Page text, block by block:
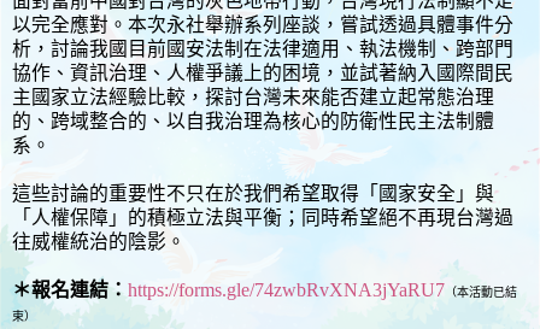
以完全應對。本次永社舉辦系列座談，嘗試透過具體事件分
析，討論我國目前國安法制在法律適用、執法機制、跨部門
協作、資訊治理、人權爭議上的困境，並試著納入國際間民
主國家立法經驗比較，探討台灣未來能否建立起常態治理
的、跨域整合的、以自我治理為核心的防衛性民主法制體
系。
這些討論的重要性不只在於我們希望取得「國家安全」與
「人權保障」的積極立法與平衡；同時希望絕不再現台灣過
往威權統治的陰影。
＊報名連結： https://forms.gle/74zwbRvXNA3jYaRU7 （本活動已結
束）